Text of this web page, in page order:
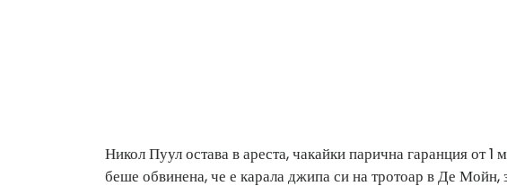
Никол Пуул остава в ареста, чакайки парична гаранция от 1
беше обвинена, че е карала джипа си на тротоар в Де